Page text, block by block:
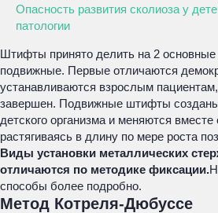
Опасность развития сколиоза у
патологии
Штифты принято делить на 2 основные
подвижные. Первые отличаются
устанавливаются взрослым
завершен. Подвижные штифты
детского организма и меняются вместе
растягиваясь в длину по мере роста
Виды установки металлических
отличаются по методике фиксации.
способы более подробно.
Метод Котреля-Дюбуссе